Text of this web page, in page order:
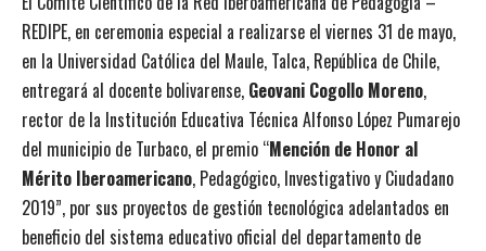
REDIPE, en ceremonia especial a realizarse el viernes 31 de mayo,
en la Universidad Católica del Maule, Talca, República de Chile,
entregará al docente bolivarense, Geovani Cogollo Moreno,
rector de la Institución Educativa Técnica Alfonso López Pumarejo
del municipio de Turbaco, el premio “Mención de Honor al
Mérito Iberoamericano, Pedagógico, Investigativo y Ciudadano
2019”, por sus proyectos de gestión tecnológica adelantados en
beneficio del sistema educativo oficial del departamento de